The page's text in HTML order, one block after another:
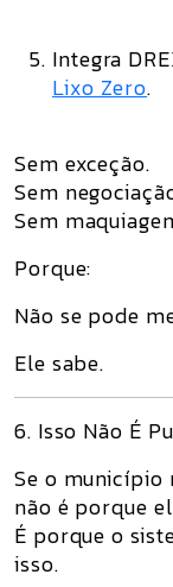
Integra
Lixo Zero.
Sem exceção.
Sem
Sem
Porque:
Não se pode
Ele sabe.
6. Isso Não É
Se o município
não é porque
É porque o
isso.